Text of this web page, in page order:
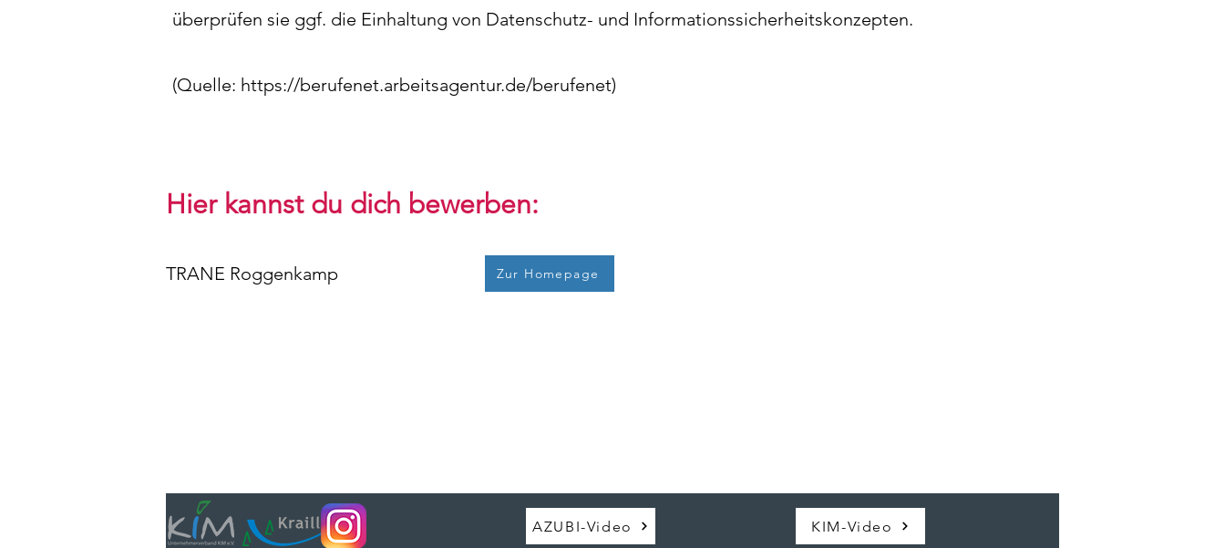
überprüfen sie ggf. die Einhaltung von Datenschutz- und Informationssicherheitskonzepten.
(Quelle: https://berufenet.arbeitsagentur.de/berufenet)
Hier kannst du dich bewerben:
TRANE Roggenkamp Zur Homepage
AZUBI-Video KIM-Video